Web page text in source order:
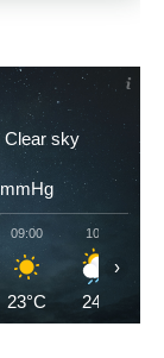
Clear sky
mmHg
09:00
23°C
10:00
24°C
›